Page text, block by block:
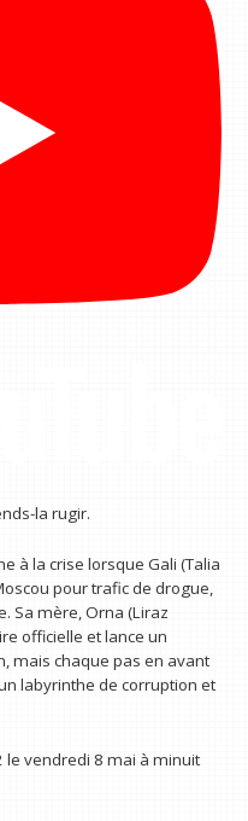
la rugir.
à la crise lorsque Gali (Talia
pour trafic de drogue,
Sa mère, Orna (Liraz
officielle et lance un
mais chaque pas en avant
labyrinthe de corruption et
le vendredi 8 mai à minuit